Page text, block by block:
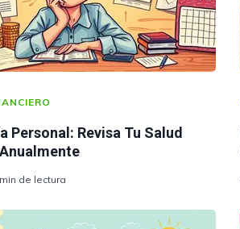
Personal: Revisa Tu Salud
de lectura